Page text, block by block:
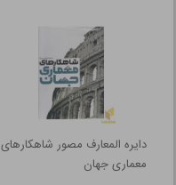
دایره المعارف مصور شاهکارهای
معماری جهان